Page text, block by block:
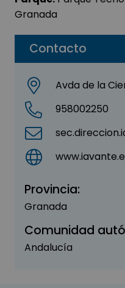
Contacto
Avda de la
958002250
Provincia:
Granada
Comunidad
Andalucía
Granada